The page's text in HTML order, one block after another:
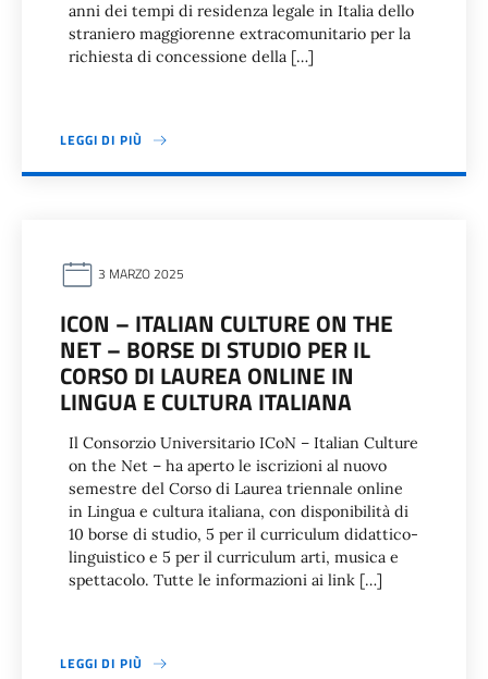
anni dei tempi di residenza legale in Italia dello
straniero maggiorenne extracomunitario per la
richiesta di concessione della […]
LEGGI DI PIÙ
3 MARZO 2025
ICON – ITALIAN CULTURE ON THE
NET – BORSE DI STUDIO PER IL
CORSO DI LAUREA ONLINE IN
LINGUA E CULTURA ITALIANA
Il Consorzio Universitario ICoN – Italian Culture
on the Net – ha aperto le iscrizioni al nuovo
semestre del Corso di Laurea triennale online
in Lingua e cultura italiana, con disponibilità di
10 borse di studio, 5 per il curriculum didattico-
linguistico e 5 per il curriculum arti, musica e
spettacolo. Tutte le informazioni ai link […]
LEGGI DI PIÙ